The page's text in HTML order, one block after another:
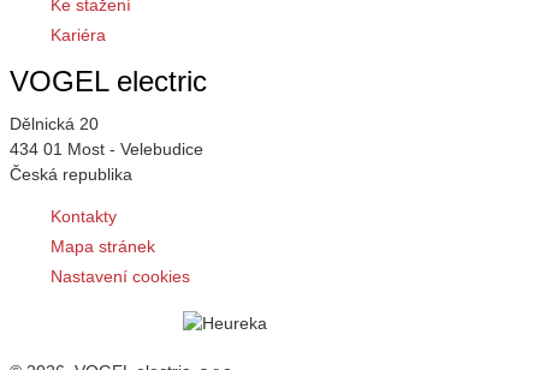
Ke stažení
Kariéra
VOGEL electric
Dělnická 20
434 01 Most - Velebudice
Česká republika
Kontakty
Mapa stránek
Nastavení cookies